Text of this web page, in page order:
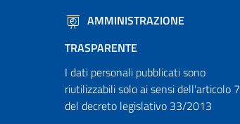
AMMINISTRAZIONE
TRASPARENTE
I dati personali pubblicati sono
riutilizzabili solo ai sensi dell'articolo 7
del decreto legislativo 33/2013